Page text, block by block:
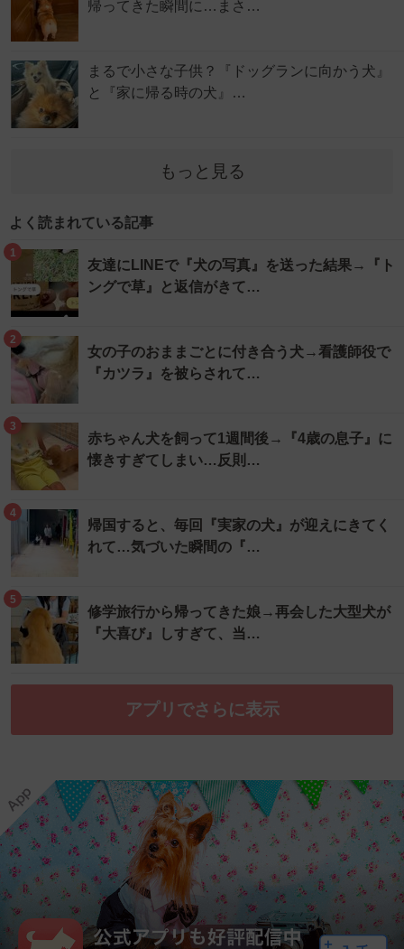
帰ってきた瞬間に…まさ…
まるで小さな子供？『ドッグランに向かう犬』
と『家に帰る時の犬』…
もっと見る
よく読まれている記事
1
友達にLINEで『犬の写真』を送った結果→『ト
ングで草』と返信がきて…
2
女の子のおままごとに付き合う犬→看護師役で
『カツラ』を被らされて…
3
赤ちゃん犬を飼って1週間後→『4歳の息子』に
懐きすぎてしまい…反則…
4
帰国すると、毎回『実家の犬』が迎えにきてく
れて…気づいた瞬間の『…
5
修学旅行から帰ってきた娘→再会した大型犬が
『大喜び』しすぎて、当…
アプリでさらに表示